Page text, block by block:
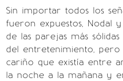
Sin importar todos los
fueron expuestos, Nodal
de las parejas más
del entretenimiento,
cariño que existía entre
la noche a la mañana y